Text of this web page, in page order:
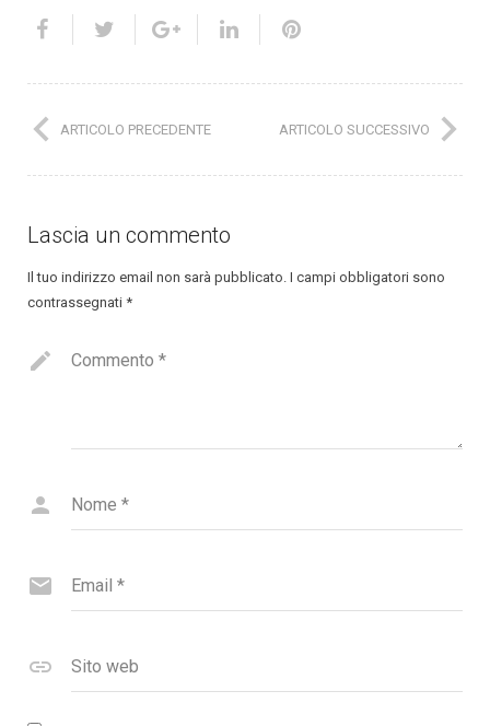
ARTICOLO PRECEDENTE ARTICOLO SUCCESSIVO
Lascia un commento
Il tuo indirizzo email non sarà pubblicato. I campi obbligatori sono
contrassegnati *
Commento *
Nome *
Email *
Sito web